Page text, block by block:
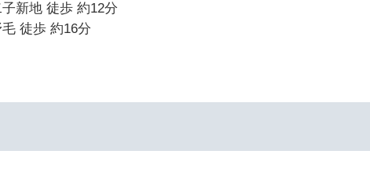
新地 徒歩 約12分
徒歩 約16分